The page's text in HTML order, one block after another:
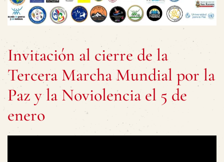
Invitación al cierre de la
Tercera Marcha Mundial por la
Paz y la Noviolencia el 5 de
enero